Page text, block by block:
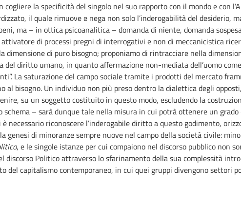
la specificità del singolo nel suo rapporto con il mondo e con
il quale rimuove e nega non solo l’inderogabilità del desiderio,
ma – in ottica psicoanalitica – domanda di niente, domanda
di processi pregni di interrogativi e non di meccanicistica
di puro bisogno; proponiamo di rintracciare nella
diritto umano, in quanto affermazione non-mediata dell’uomo
La saturazione del campo sociale tramite i prodotti del mercato
bisogno. Un individuo non più preso dentro la dialettica degli
su un soggetto costituito in questo modo, escludendo la
– sarà dunque tale nella misura in cui potrà ottenere un grado
necessario riconoscere l’inderogabile diritto a questo godimento,
di minoranze sempre nuove nel campo della società civile:
, e le singole istanze per cui compaiono nel discorso pubblico non
discorso Politico attraverso lo sfarinamento della sua complessità
capitalismo contemporaneo, in cui quei gruppi divengono settori